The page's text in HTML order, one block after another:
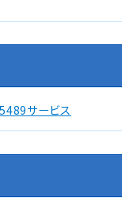
5489サービス